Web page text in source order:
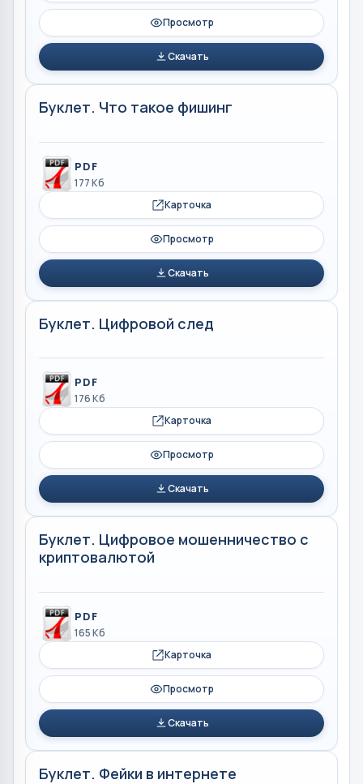
Просмотр
Скачать
Буклет. Что такое фишинг
PDF
177 Кб
Карточка
Просмотр
Скачать
Буклет. Цифровой след
PDF
176 Кб
Карточка
Просмотр
Скачать
Буклет. Цифровое мошенничество с
криптовалютой
PDF
165 Кб
Карточка
Просмотр
Скачать
Буклет. Фейки в интернете